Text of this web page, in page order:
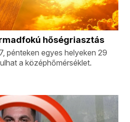
hőségriasztás
pénteken egyes helyeken 29
a középhőmérséklet.